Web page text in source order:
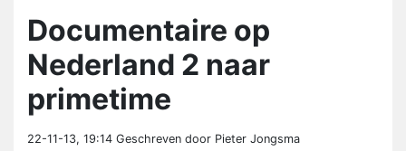
Documentaire op
Nederland 2 naar
primetime
22-11-13, 19:14 Geschreven door Pieter Jongsma